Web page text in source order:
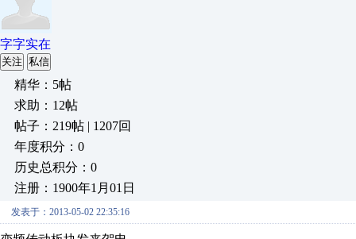
字字实在
关注 私信
精华：5帖
求助：12帖
帖子：219帖 | 1207回
年度积分：0
历史总积分：0
注册：1900年1月01日
发表于：2013-05-02 22:35:16